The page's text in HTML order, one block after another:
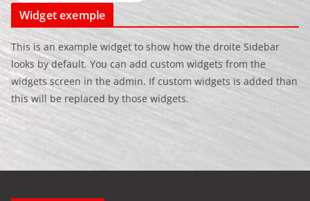
Widget exemple
This is an example widget to show how the droite Sidebar
looks by default. You can add custom widgets from the
widgets screen in the admin. If custom widgets is added than
this will be replaced by those widgets.